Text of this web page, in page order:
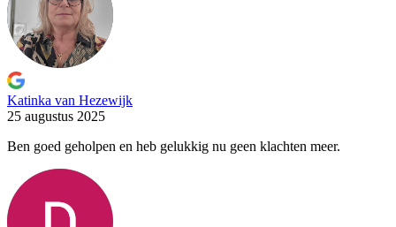
Katinka van Hezewijk
25 augustus 2025
Ben goed geholpen en heb gelukkig nu geen klachten meer.